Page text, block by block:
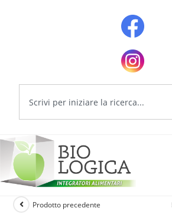
Prodotto precedente